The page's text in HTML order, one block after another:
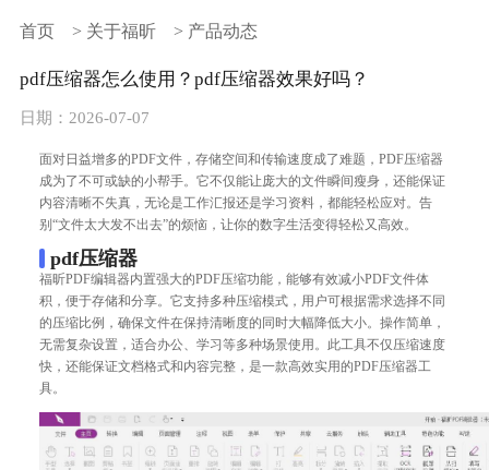
首页 > 关于福昕 > 产品动态
pdf压缩器怎么使用？pdf压缩器效果好吗？
日期：2026-07-07
面对日益增多的PDF文件，存储空间和传输速度成了难题， PDF压缩器
成为了不可或缺的小帮手。它不仅能让庞大的文件瞬间瘦身，还能保证
内容清晰不失真，无论是工作汇报还是学习资料，都能轻松应对。告
别“文件太大发不出去”的烦恼，让你的数字生活变得轻松又高效。
pdf压缩器
福昕PDF编辑器内置强大的PDF压缩功能，能够有效减小PDF文件体
积，便于存储和分享。它支持多种压缩模式，用户可根据需求选择不同
的压缩比例，确保文件在保持清晰度的同时大幅降低大小。操作简单，
无需复杂设置，适合办公、学习等多种场景使用。此工具不仅压缩速度
快，还能保证文档格式和内容完整，是一款高效实用的PDF压缩器工
具。